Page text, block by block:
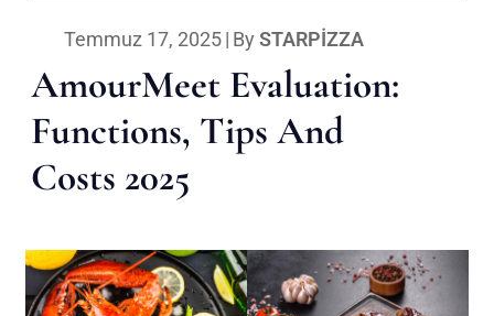
Temmuz 17, 2025| By STARPIZZA
AmourMeet Evaluation:
Functions, Tips And
Costs 2025